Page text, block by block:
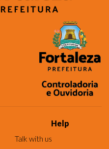
Help
Talk with us